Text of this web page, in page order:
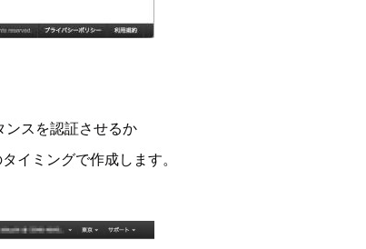
スを認証させるか
イミングで作成します。